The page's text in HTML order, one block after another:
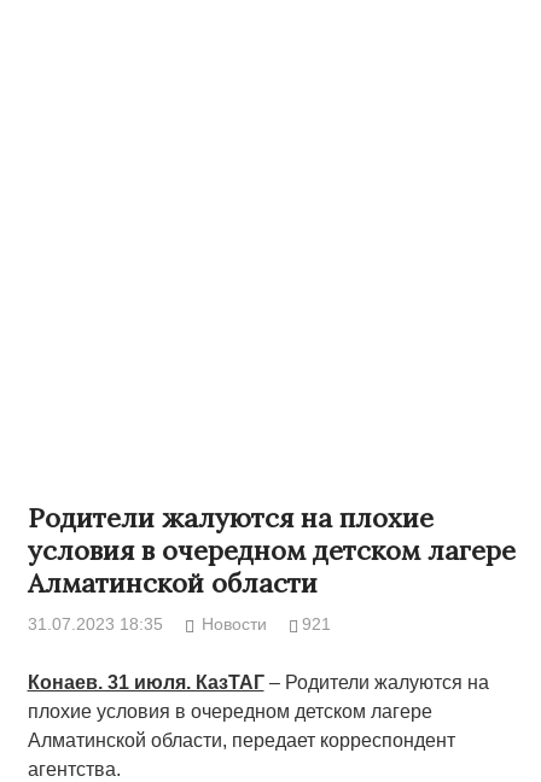
Родители жалуются на плохие
условия в очередном детском лагере
Алматинской области
31.07.2023 18:35 Новости 921
Конаев. 31 июля. КазТАГ– Родители жалуются на
плохие условия в очередном детском лагере
Алматинской области, передает корреспондент
агентства.